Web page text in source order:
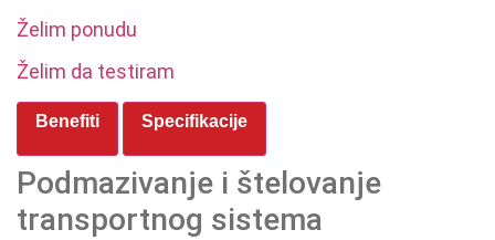
Želim ponudu
Želim da testiram
Benefiti Specifikacije
Podmazivanje i štelovanje
transportnog sistema